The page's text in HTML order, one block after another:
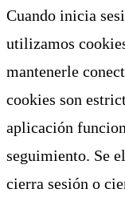
Cuando inicia
utilizamos
mantenerle
cookies son
aplicación
seguimiento. Se
cierra sesión o